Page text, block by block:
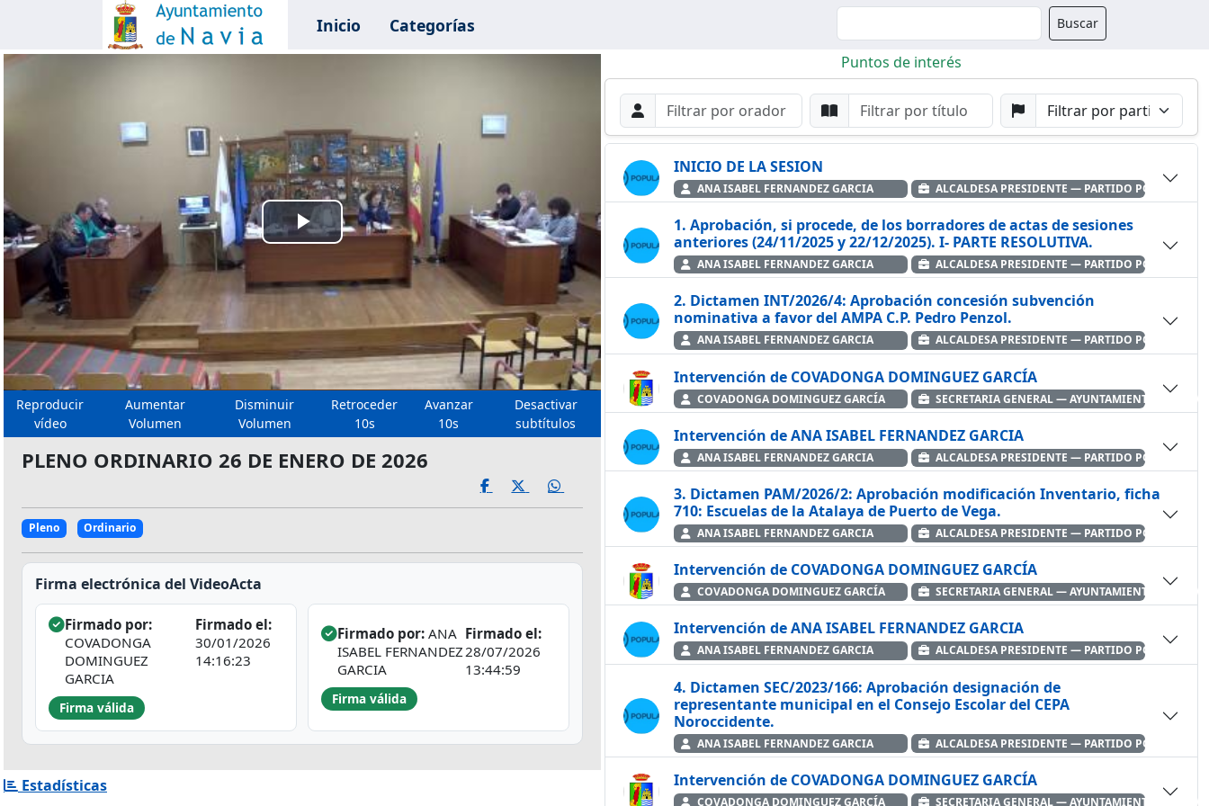
Inicio Categorías Buscador Buscar
Reproducir
Vídeo
Reproducir
vídeo
Aumentar
Volumen
Disminuir
Volumen
Retroceder
10s
Avanzar
10s
Desactivar
subtítulos
PLENO ORDINARIO 26 DE ENERO DE 2026
Pleno Ordinario
Firma electrónica del VideoActa
Firmado por:
COVADONGA
DOMINGUEZ
GARCIA
Firmado el:
30/01/2026
14:16:23
Firma válida
Firmado por: ANA
ISABEL FERNANDEZ
GARCIA
Firmado el:
28/07/2026
13:44:59
Firma válida
Estadísticas
Puntos de interés
Filtros de búsqueda
Buscar por Orador Buscar por Punto
Buscar por Partido
Buscar
INICIO DE LA SESION
ANA ISABEL FERNANDEZ GARCIA ALCALDESA PRESIDENTE — PARTIDO POPULAR
1. Aprobación, si procede, de los borradores de actas de sesiones
anteriores (24/11/2025 y 22/12/2025). I- PARTE RESOLUTIVA.
ANA ISABEL FERNANDEZ GARCIA ALCALDESA PRESIDENTE — PARTIDO POPULAR
2. Dictamen INT/2026/4: Aprobación concesión subvención
nominativa a favor del AMPA C.P. Pedro Penzol.
ANA ISABEL FERNANDEZ GARCIA ALCALDESA PRESIDENTE — PARTIDO POPULAR
Intervención de COVADONGA DOMINGUEZ GARCÍA
COVADONGA DOMINGUEZ GARCÍA SECRETARIA GENERAL — AYUNTAMIENTO DE
Intervención de ANA ISABEL FERNANDEZ GARCIA
ANA ISABEL FERNANDEZ GARCIA ALCALDESA PRESIDENTE — PARTIDO POPULAR
3. Dictamen PAM/2026/2: Aprobación modificación Inventario, ficha
710: Escuelas de la Atalaya de Puerto de Vega.
ANA ISABEL FERNANDEZ GARCIA ALCALDESA PRESIDENTE — PARTIDO POPULAR
Intervención de COVADONGA DOMINGUEZ GARCÍA
COVADONGA DOMINGUEZ GARCÍA SECRETARIA GENERAL — AYUNTAMIENTO DE
Intervención de ANA ISABEL FERNANDEZ GARCIA
ANA ISABEL FERNANDEZ GARCIA ALCALDESA PRESIDENTE — PARTIDO POPULAR
4. Dictamen SEC/2023/166: Aprobación designación de
representante municipal en el Consejo Escolar del CEPA
Noroccidente.
ANA ISABEL FERNANDEZ GARCIA ALCALDESA PRESIDENTE — PARTIDO POPULAR
Intervención de COVADONGA DOMINGUEZ GARCÍA
COVADONGA DOMINGUEZ GARCÍA SECRETARIA GENERAL — AYUNTAMIENTO DE